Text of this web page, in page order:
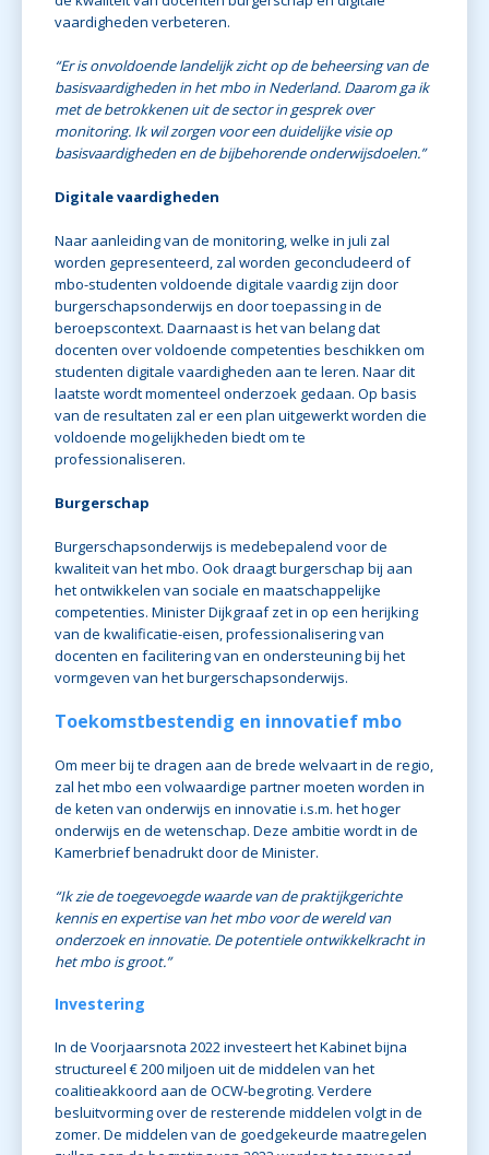
vaardigheden verbeteren.
“Er is onvoldoende landelijk zicht op de beheersing van de
basisvaardigheden in het mbo in Nederland. Daarom ga ik
met de betrokkenen uit de sector in gesprek over
monitoring. Ik wil zorgen voor een duidelijke visie op
basisvaardigheden en de bijbehorende onderwijsdoelen.”
Digitale vaardigheden
Naar aanleiding van de monitoring, welke in juli zal
worden gepresenteerd, zal worden geconcludeerd of
mbo-studenten voldoende digitale vaardig zijn door
burgerschapsonderwijs en door toepassing in de
beroepscontext. Daarnaast is het van belang dat
docenten over voldoende competenties beschikken om
studenten digitale vaardigheden aan te leren. Naar dit
laatste wordt momenteel onderzoek gedaan. Op basis
van de resultaten zal er een plan uitgewerkt worden die
voldoende mogelijkheden biedt om te
professionaliseren.
Burgerschap
Burgerschapsonderwijs is medebepalend voor de
kwaliteit van het mbo. Ook draagt burgerschap bij aan
het ontwikkelen van sociale en maatschappelijke
competenties. Minister Dijkgraaf zet in op een herijking
van de kwalificatie-eisen, professionalisering van
docenten en facilitering van en ondersteuning bij het
vormgeven van het burgerschapsonderwijs.
Toekomstbestendig en innovatief mbo
Om meer bij te dragen aan de brede welvaart in de regio,
zal het mbo een volwaardige partner moeten worden in
de keten van onderwijs en innovatie i.s.m. het hoger
onderwijs en de wetenschap. Deze ambitie wordt in de
Kamerbrief benadrukt door de Minister.
“Ik zie de toegevoegde waarde van de praktijkgerichte
kennis en expertise van het mbo voor de wereld van
onderzoek en innovatie. De potentiele ontwikkelkracht in
het mbo is groot.”
Investering
In de Voorjaarsnota 2022 investeert het Kabinet bijna
structureel € 200 miljoen uit de middelen van het
coalitieakkoord aan de OCW-begroting. Verdere
besluitvorming over de resterende middelen volgt in de
zomer. De middelen van de goedgekeurde maatregelen